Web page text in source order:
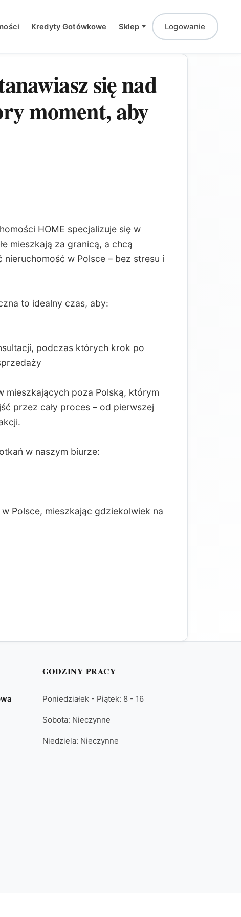
Kredyty Gotówkowe Sklep Logowanie
się nad
moment, aby
HOME specjalizuje się w
mieszkają za granicą, a chcą
w Polsce – bez stresu i
to idealny czas, aby:
podczas których krok po
mieszkających poza Polską, którym
przez cały proces – od pierwszej
w naszym biurze:
Polsce, mieszkając gdziekolwiek na
GODZINY PRACY
Poniedziałek - Piątek: 8 - 16
Sobota: Nieczynne
Niedziela: Nieczynne